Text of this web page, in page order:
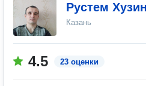
Рустем Хузин
Казань
4.5 23 оценки